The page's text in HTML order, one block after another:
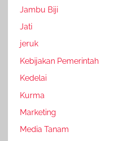
Jambu Biji
Jati
jeruk
Kebijakan Pemerintah
Kedelai
Kurma
Marketing
Media Tanam